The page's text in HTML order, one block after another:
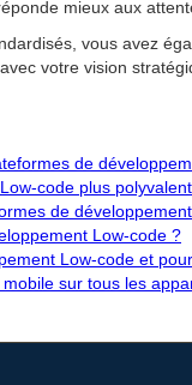
mieux aux
vous avez
votre vision
de
code plus
de
Low-code ?
Low-code et
sur tous les